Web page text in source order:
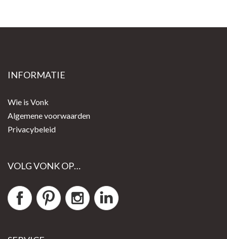
INFORMATIE
Wie is Vonk
Algemene voorwaarden
Privacybeleid
VOLG VONK OP…